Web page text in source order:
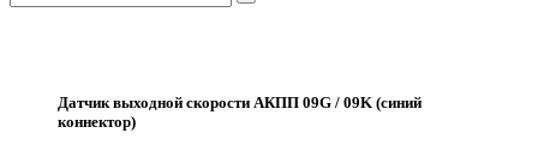
Датчик выходной cкорости АКПП 09G / 09K (синий
коннектор)